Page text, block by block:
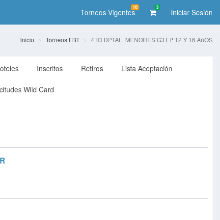
Torneos Vigentes
10 3
Iniciar Sesión
Inicio Torneos FBT 4TO DPTAL. MENORES G3 LP 12 Y 16 AñOS
Inscritos Retiros Lista Aceptación
Wild Card